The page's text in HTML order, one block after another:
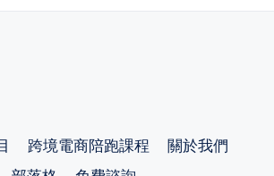
跨境電商陪跑課程
關於我們